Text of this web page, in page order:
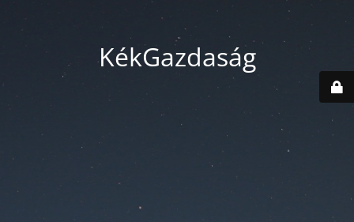
KékGazdaság